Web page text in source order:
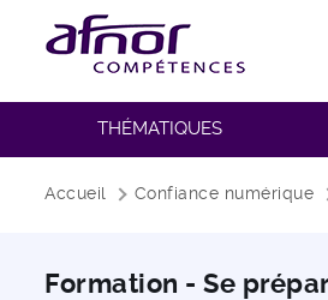
THÉMATIQUES
Fil d'Ariane
Accueil Confiance numérique
Formation - Se